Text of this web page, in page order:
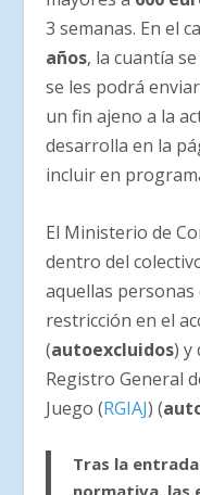
3 semanas. En el
años, la cuantía
se les podrá
un fin ajeno a la
desarrolla en la
incluir en
El Ministerio de
dentro del
aquellas
restricción en el
(autoexcluidos) y
Registro General
Juego (RGIAJ) (
Tras la